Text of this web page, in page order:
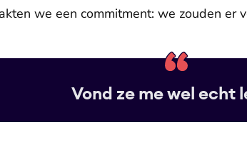
we een commitment: we zouden er
Vond ze me wel echt